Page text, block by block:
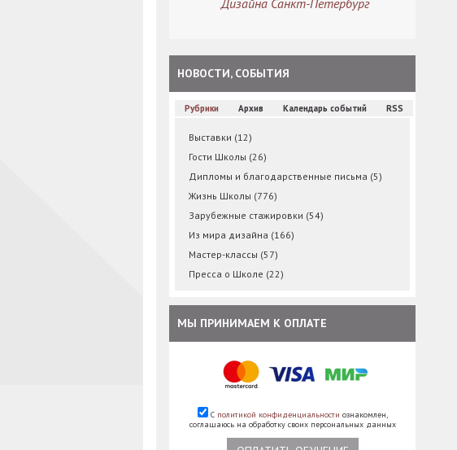
Дизайна Санкт-Петербург
НОВОСТИ, СОБЫТИЯ
Рубрики Архив Календарь событий RSS
Выставки (12)
Гости Школы (26)
Дипломы и благодарственные письма (5)
Жизнь Школы (776)
Зарубежные стажировки (54)
Из мира дизайна (166)
Мастер-классы (57)
Пресса о Школе (22)
МЫ ПРИНИМАЕМ К ОПЛАТЕ
С политикой конфиденциальности ознакомлен,
соглашаюсь на обработку своих персональных данных